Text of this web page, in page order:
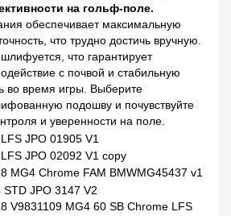
на гольф-поле.
обеспечивает максимальную
что трудно достичь вручную.
что гарантирует
с почвой и стабильную
во время игры. Выберите
подошву и почувствуйте
и уверенности на поле.